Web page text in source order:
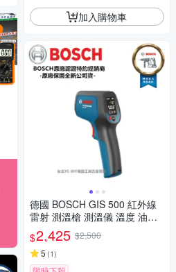
加入購物車
德國 BOSCH GIS 500 紅外線
雷射 測溫槍 測溫儀 溫度 油溫
水溫 冷氣
$2,425 $2,500
5 (1)